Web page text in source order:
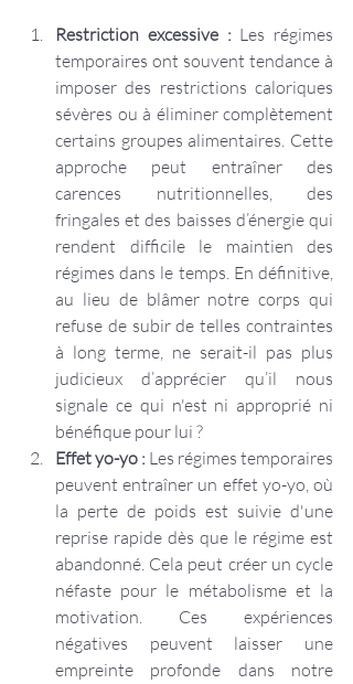
Restriction excessive : Les régimes
temporaires ont souvent tendance à
imposer des restrictions caloriques
sévères ou à éliminer complètement
certains groupes alimentaires. Cette
approche peut entraîner des
carences nutritionnelles, des
fringales et des baisses d’énergie qui
rendent difficile le maintien des
régimes dans le temps. En définitive,
au lieu de blâmer notre corps qui
refuse de subir de telles contraintes
à long terme, ne serait-il pas plus
judicieux d’apprécier qu’il nous
signale ce qui n'est ni approprié ni
bénéfique pour lui ?
Effet yo-yo : Les régimes temporaires
peuvent entraîner un effet yo-yo, où
la perte de poids est suivie d'une
reprise rapide dès que le régime est
abandonné. Cela peut créer un cycle
néfaste pour le métabolisme et la
motivation. Ces expériences
négatives peuvent laisser une
empreinte profonde dans notre